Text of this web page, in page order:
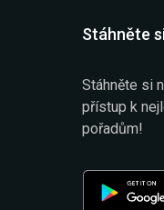
Stáhněte
Stáhněte si
přístup k
pořadům!